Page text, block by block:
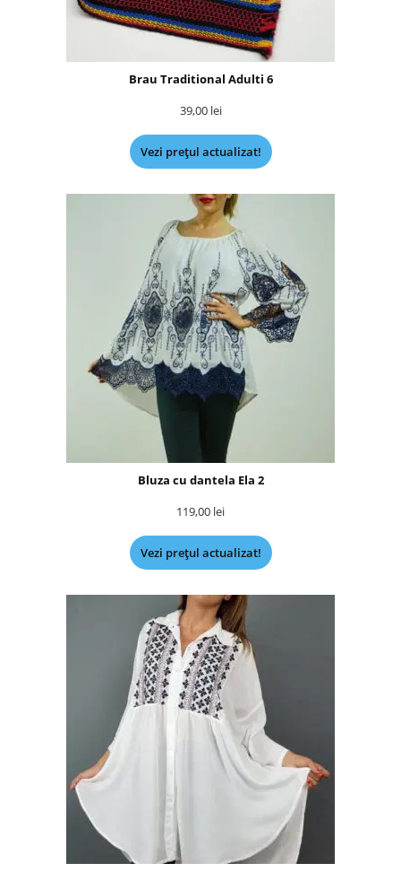
Brau Traditional Adulti 6
39,00 lei
Vezi prețul actualizat!
Bluza cu dantela Ela 2
119,00 lei
Vezi prețul actualizat!